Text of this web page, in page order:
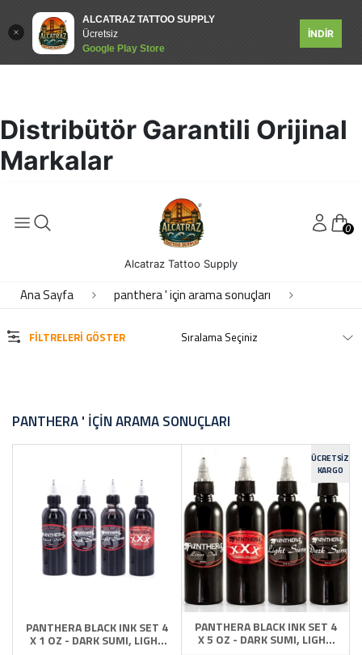
ALCATRAZ TATTOO SUPPLY
Ücretsiz
Google Play Store
İNDİR
Distribütör Garantili Orijinal
Markalar
0
Alcatraz Tattoo Supply
MARKALAR
MODELLER
STOK DURUMU
Sadece Stoktakiler
Ana Sayfa panthera ' için arama sonuçları
FILTRELERI GÖSTER
PANTHERA ' IÇIN ARAMA SONUÇLARI
PANTHERA BLACK INK SET 4
X 1 OZ - DARK SUMI, LIGHT
ÜCRETSIZ
KARGO
PANTHERA BLACK INK SET 4
X 5 OZ - DARK SUMI, LIGHT